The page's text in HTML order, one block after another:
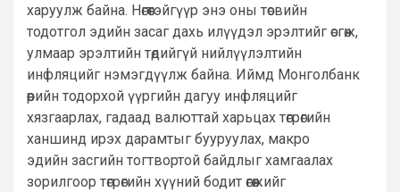
харуулж байна. Нөгөөтэйгүүр энэ оны төсвийн
тодотгол эдийн засаг дахь илүүдэл эрэлтийг өсгөж,
улмаар эрэлтийн төдийгүй нийлүүлэлтийн
инфляцийг нэмэгдүүлж байна. Иймд Монголбанк
өөрийн тодорхой үүргийн дагуу инфляцийг
хязгаарлах, гадаад валюттай харьцах төгрөгийн
ханшинд ирэх дарамтыг бууруулах, макро
эдийн засгийн тогтвортой байдлыг хамгаалах
зорилгоор төгрөгийн хүүний бодит өгөөжийг